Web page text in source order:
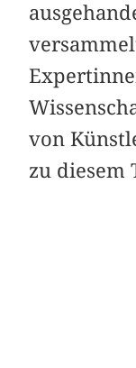
von
zu diesem